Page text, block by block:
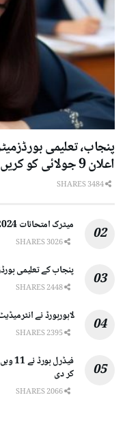
اعلان 9 جولائی کو کریں گے
میٹرک امتحانات 2024 ، پنجاب بورڈزکے نتائج کا اعلان، رزلٹ گزٹ
پنجاب کے تعلیمی بورڈز نے 9 ویں جماعت کے نتائج کا
لاہوربورڈ نے انٹرمیڈیٹ امتحانات 2024 کی
کر دی